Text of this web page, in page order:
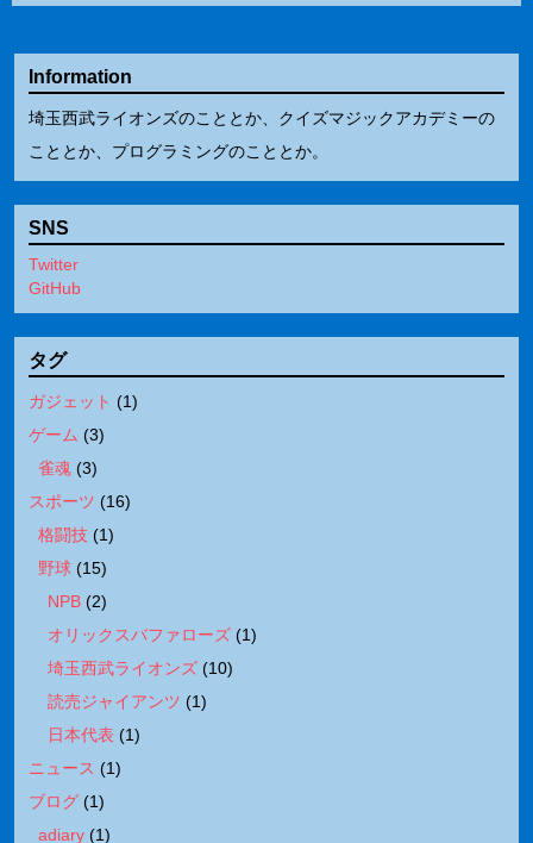
Information
埼玉西武ライオンズのこととか、クイズマジックアカデミーの
こととか、プログラミングのこととか。
SNS
Twitter
GitHub
タグ
ガジェット (1)
ゲーム (3)
雀魂 (3)
スポーツ (16)
格闘技 (1)
野球 (15)
NPB (2)
オリックスバファローズ (1)
埼玉西武ライオンズ (10)
読売ジャイアンツ (1)
日本代表 (1)
ニュース (1)
ブログ (1)
adiary (1)